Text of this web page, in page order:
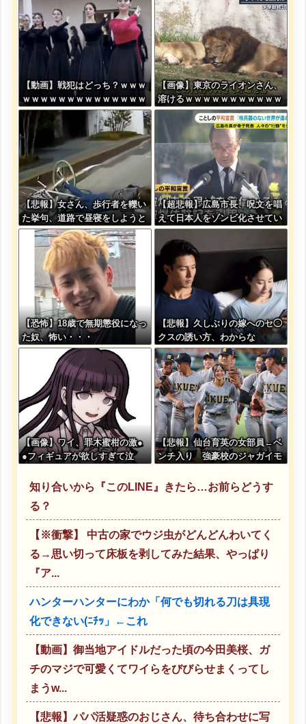
【動画】戦犯はどっち？ｗｗｗ
ｗｗｗｗｗｗｗｗｗｗｗｗｗｗ
ｗｗｗ
【画像】東京のライオンさん、
溶けるｗｗｗｗｗｗｗｗｗｗｗ
ｗｗｗｗｗｗｗｗｗｗｗ
【悲報】女さん、歩行者を轢い
た挙句、道路で昼寝をしようと
してしまう
【超悲報】広島市長、呪文を唱
えて日本人をゾンビ化させてい
ると非難されてしまう
【恐怖】18歳で無期懲役になっ
た奴、怖い・・・
【悲報】久しぶりの嫁へのセ◯
クスの誘い方、わからな
い・・・
【画像】ワイ、罪木蜜柑の激●
●フィギュアが欲しすぎて泣
【悲報】仙台育英の女部員←ベ
ンチ入り 強豪校のジャガイモ
知り合いから『このLINE』きたら…お前らどうす
る？
【※衝撃】 中古の家でウジ虫がどんどんわいてく
る→思い切って床板を剥してみた結果、やっぱり
『ア...
ハンターハンターにわか「何でも切れる刀は具現
化できない(ﾆﾁｯ」←これ
【動画】御当地アイドルだった頃の今田美桜、ガ
チのマジで可愛くてワイらをびびらせまくってし
まうw...
【悲報】パパ活疑惑のおじさん、待ち合わせに写